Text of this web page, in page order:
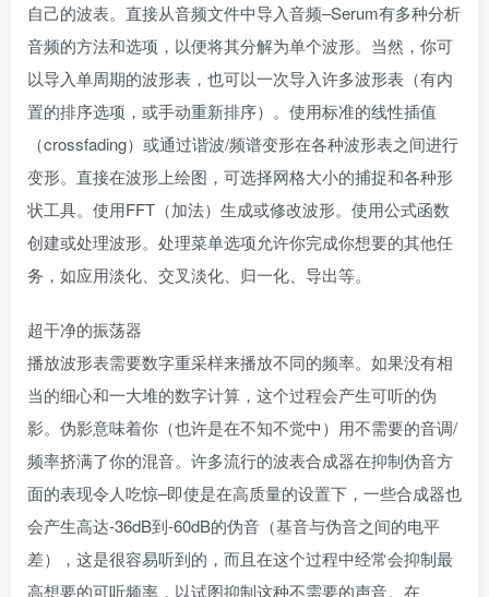
自己的波表。直接从音频文件中导入音频–Serum有多种分析
音频的方法和选项，以便将其分解为单个波形。当然，你可
以导入单周期的波形表，也可以一次导入许多波形表（有内
置的排序选项，或手动重新排序）。使用标准的线性插值
（crossfading）或通过谐波/频谱变形在各种波形表之间进行
变形。直接在波形上绘图，可选择网格大小的捕捉和各种形
状工具。使用FFT（加法）生成或修改波形。使用公式函数
创建或处理波形。处理菜单选项允许你完成你想要的其他任
务，如应用淡化、交叉淡化、归一化、导出等。
超干净的振荡器
播放波形表需要数字重采样来播放不同的频率。如果没有相
当的细心和一大堆的数字计算，这个过程会产生可听的伪
影。伪影意味着你（也许是在不知不觉中）用不需要的音调/
频率挤满了你的混音。许多流行的波表合成器在抑制伪音方
面的表现令人吃惊–即使是在高质量的设置下，一些合成器也
会产生高达-36dB到-60dB的伪音（基音与伪音之间的电平
差），这是很容易听到的，而且在这个过程中经常会抑制最
高想要的可听频率，以试图抑制这种不需要的声音。在